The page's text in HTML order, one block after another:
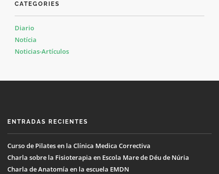
CATEGORIES
Diario
Notícia
Noticias-Artículos
ENTRADAS RECIENTES
Curso de Pilates en la Clínica Medica Correctiva
Charla sobre la Fisioterapia en Escola Mare de Déu de Núria
Charla de Anatomía en la escuela EMDN